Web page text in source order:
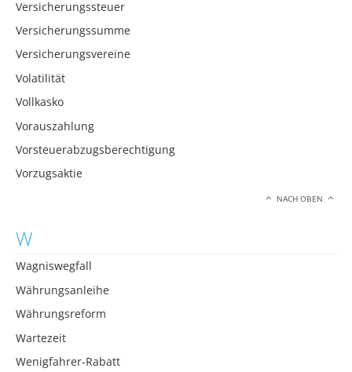
Versicherungssteuer
Versicherungssumme
Versicherungsvereine
Volatilität
Vollkasko
Vorauszahlung
Vorsteuerabzugsberechtigung
Vorzugsaktie
NACH OBEN
W
Wagniswegfall
Währungsanleihe
Währungsreform
Wartezeit
Wenigfahrer-Rabatt